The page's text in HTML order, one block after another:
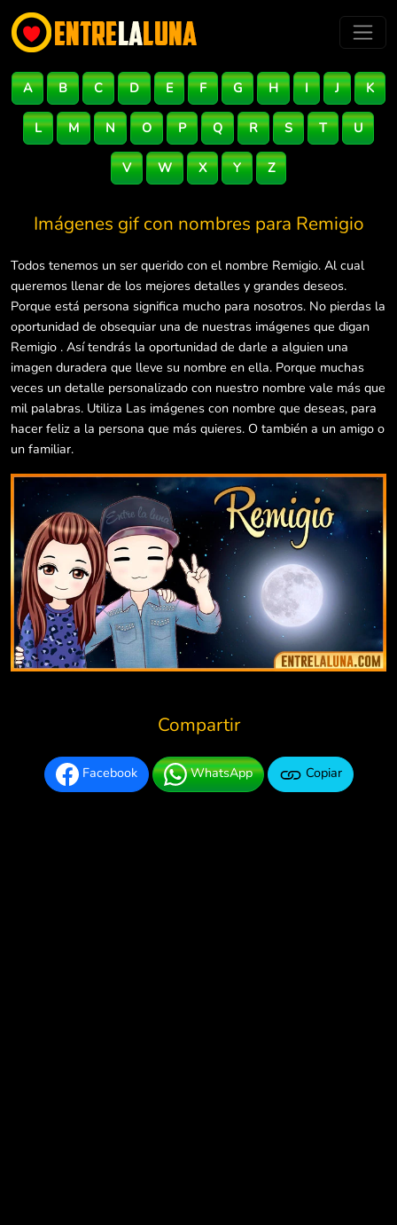
A B C D E F G H I J K
L M N O P Q R S T U
V W X Y Z
Imágenes gif con nombres para Remigio
Todos tenemos un ser querido con el nombre Remigio. Al cual
queremos llenar de los mejores detalles y grandes deseos.
Porque está persona significa mucho para nosotros. No pierdas la
oportunidad de obsequiar una de nuestras imágenes que digan
Remigio . Así tendrás la oportunidad de darle a alguien una
imagen duradera que lleve su nombre en ella. Porque muchas
veces un detalle personalizado con nuestro nombre vale más que
mil palabras. Utiliza Las imágenes con nombre que deseas, para
hacer feliz a la persona que más quieres. O también a un amigo o
un familiar.
Compartir
Facebook WhatsApp Copiar